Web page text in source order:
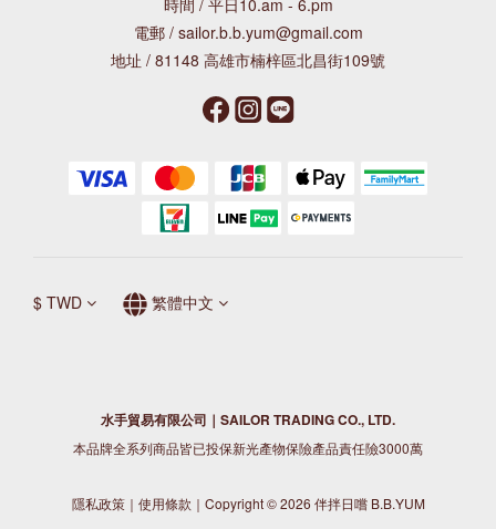
時間 / 平日10.am - 6.pm
電郵 / sailor.b.b.yum@gmail.com
地址 / 81148 高雄市楠梓區北昌街109號
$ TWD 繁體中文
水手貿易有限公司｜SAILOR TRADING CO., LTD.
本品牌全系列商品皆已投保新光產物保險產品責任險3000萬
隱私政策｜ 使用條款 ｜Copyright © 2026 伴拌日嚐 B.B.YUM